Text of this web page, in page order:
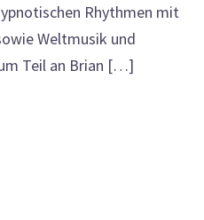
Rhythmen mit
Weltmusik und
Teil an Brian […]